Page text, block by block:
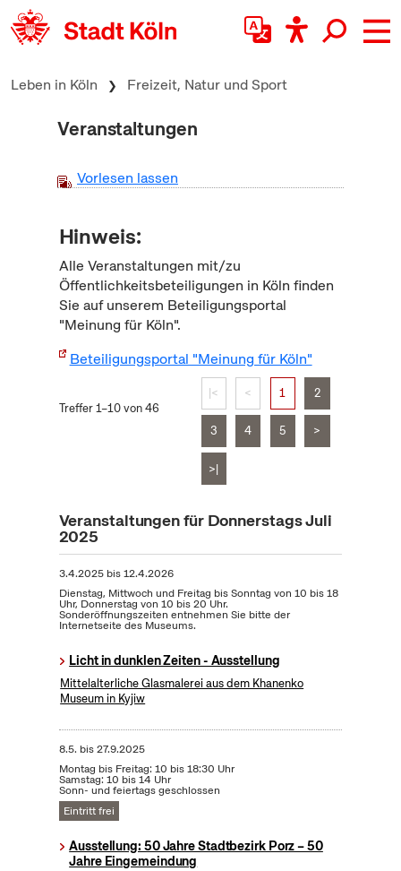
zum Inhalt springen
Leben in Köln Freizeit, Natur und Sport
Veranstaltungen
Vorlesen lassen
Hinweis:
Alle Veranstaltungen mit/zu
Öffentlichkeitsbeteiligungen in Köln finden
Sie auf unserem Beteiligungsportal
"Meinung für Köln".
Beteiligungsportal "Meinung für Köln"
Treffer 1–10 von 46
|< < 1 2
3 4 5 >
>|
Veranstaltungen für Donnerstags Juli
2025
3.4.2025bis12.4.2026
Dienstag, Mittwoch und Freitag bis Sonntag von 10 bis 18
Uhr, Donnerstag von 10 bis 20 Uhr.
Sonderöffnungszeiten entnehmen Sie bitte der
Internetseite des Museums.
Licht in dunklen Zeiten - Ausstellung
Mittelalterliche Glasmalerei aus dem Khanenko
Museum in Kyjiw
8.5. bis27.9.2025
Montag bis Freitag: 10 bis 18:30 Uhr
Samstag: 10 bis 14 Uhr
Sonn- und feiertags geschlossen
Eintritt frei
Ausstellung: 50 Jahre Stadtbezirk Porz – 50
Jahre Eingemeindung